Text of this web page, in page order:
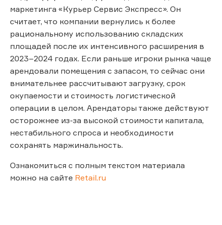
маркетинга «Курьер Сервис Экспресс». Он
считает, что компании вернулись к более
рациональному использованию складских
площадей после их интенсивного расширения в
2023–2024 годах. Если раньше игроки рынка чаще
арендовали помещения с запасом, то сейчас они
внимательнее рассчитывают загрузку, срок
окупаемости и стоимость логистической
операции в целом. Арендаторы также действуют
осторожнее из-за высокой стоимости капитала,
нестабильного спроса и необходимости
сохранять маржинальность.
Ознакомиться с полным текстом материала
можно на сайте Retail.ru